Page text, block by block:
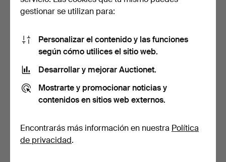
LÁMPARA DE PIE,
estructura en wengué,
déca…
Subastado 4 jun 2026
13 pujas
116 USD
LÁMPARA DE PIE, pantallas
en forma de flor…
7 pujas
169 USD
gestionar se utilizan para:
Personalizar el contenido y las funciones
según cómo utilices el sitio web.
Desarrollar y mejorar Auctionet.
Mostrarte y promocionar noticias y
contenidos en sitios web externos.
Encontrarás más información en nuestra Política
de privacidad.